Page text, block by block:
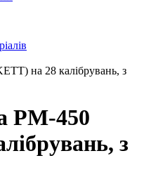
на 28 калібрувань, з
PM-450
з